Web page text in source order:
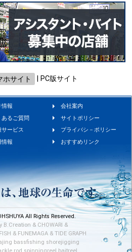
ホサイト PC版サイト
情報
会社案内
あるご質問
サイトポリシー
サービス
プライバシ－ポリシー
情報 おすすめリンク
All Rights Reserved.
B.Creation & CHOWARI &
FISH & FUNEMAGA& TIDE GRAPH
bassfishing shorejigging